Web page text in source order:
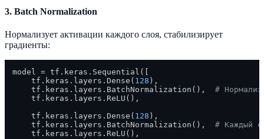
3. Batch Normalization
Нормализует активации каждого слоя, стабилизирует
градиенты:
model = tf.keras.Sequential([
    tf.keras.layers.Dense(
128 ),
    tf.keras.layers.BatchNormalization(),
#
    tf.keras.layers.ReLU(),
    tf.keras.layers.Dense(
128 ),
    tf.keras.layers.BatchNormalization(),
# Каждый
    tf.keras.layers.ReLU(),